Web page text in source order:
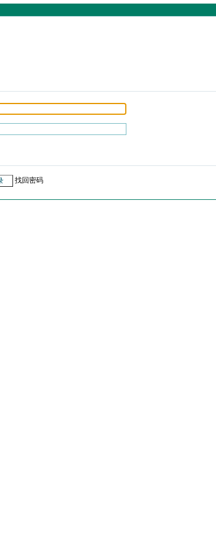
找回密码